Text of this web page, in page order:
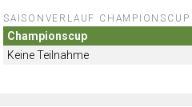
SAISONVERLAUF CHAMPIONSCUP
Championscup
Keine Teilnahme